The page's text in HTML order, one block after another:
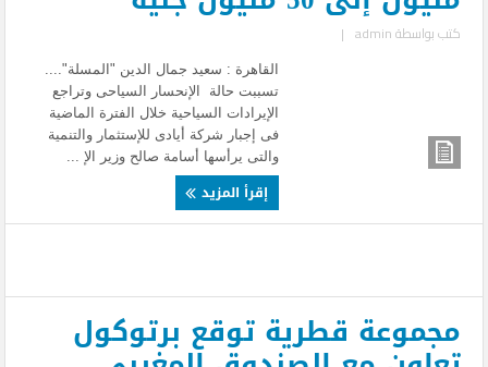
كتب بواسطةadmin
|
القاهرة : سعيد جمال الدين "المسلة"....
تسببت حالة الإنحسار السياحى وتراجع
الإيرادات السياحية خلال الفترة الماضية
فى إجبار شركة أيادى للإستثمار والتنمية
والتى يرأسها أسامة صالح وزير الإ ...
إقرأ المزيد
مجموعة قطرية توقع برتوكول